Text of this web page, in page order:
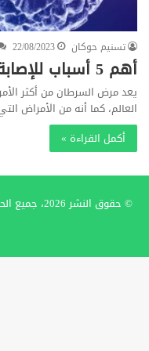
تسنيم حوكان
22/08/2023
أهم 5 أسباب للإصابة بالسرطان
يعد مرض السرطان من أكثر
العالم، كما أنه من الأمراض
أكمل القراءة »
© حقوق النشر 2026، جميع الحقوق محفوظة |